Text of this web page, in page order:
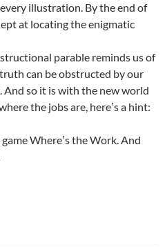
illustration. By the end of
at locating the enigmatic
parable reminds us of
can be obstructed by our
And so it is with the new world
the jobs are, hereʼs a hint:
Whereʼs the Work. And